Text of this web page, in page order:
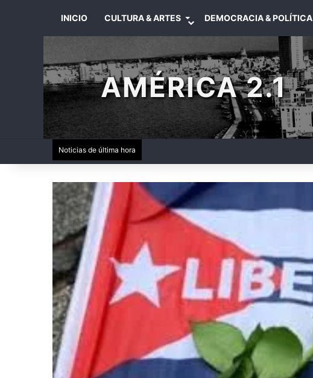
INICIO CULTURA & ARTES DEMOCRACIA & POLÍTICA
AMÉRICA 2.1
Noticias de última hora